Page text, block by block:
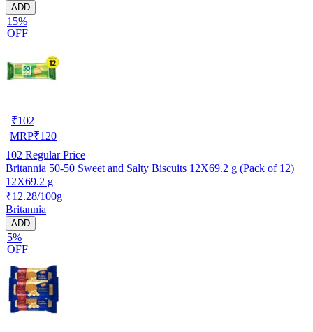
ADD
15%
OFF
₹102
MRP₹120
102 Regular Price
Britannia 50-50 Sweet and Salty Biscuits 12X69.2 g (Pack of 12)
12X69.2 g
₹12.28/100g
Britannia
ADD
5%
OFF